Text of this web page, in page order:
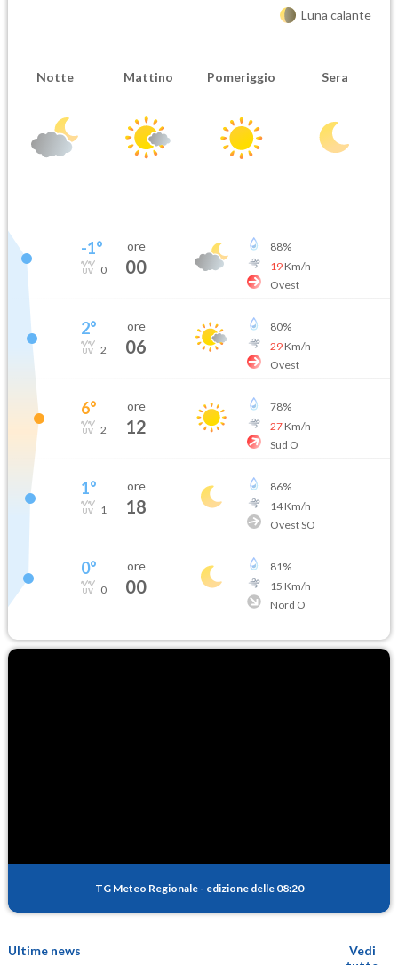
Luna calante
Notte Mattino Pomeriggio Sera
-1°
0
ore
00
88%
19Km/h
Ovest
2°
2
ore
06
80%
29Km/h
Ovest
6°
2
ore
12
78%
27Km/h
Sud O
1°
1
ore
18
86%
14Km/h
Ovest SO
0°
0
ore
00
81%
15 Km/h
Nord O
TG Meteo Regionale - edizione delle 08:20
Ultime news
Vedi